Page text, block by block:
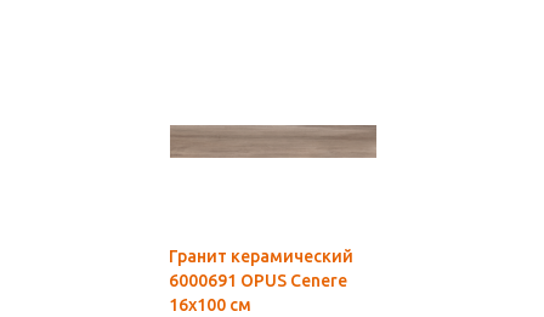
Гранит керамический
6000691 OPUS Cenere
16х100 см